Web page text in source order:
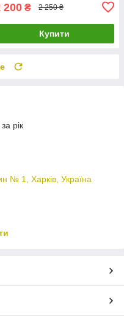
200 ₴ 2 250 ₴
Купити
рік
№ 1, Харків, Україна